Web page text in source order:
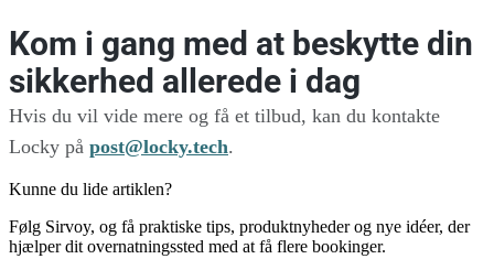
Kom i gang med at beskytte din
sikkerhed allerede i dag
Hvis du vil vide mere og få et tilbud, kan du kontakte
Locky på post@locky.tech.
Kunne du lide artiklen?
Følg Sirvoy, og få praktiske tips, produktnyheder og nye idéer, der
hjælper dit overnatningssted med at få flere bookinger.